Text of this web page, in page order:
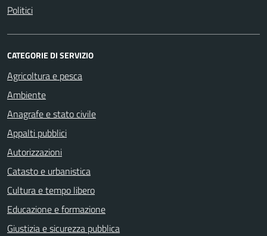
Politici
CATEGORIE DI SERVIZIO
Agricoltura e pesca
Ambiente
Anagrafe e stato civile
Appalti pubblici
Autorizzazioni
Catasto e urbanistica
Cultura e tempo libero
Educazione e formazione
Giustizia e sicurezza pubblica